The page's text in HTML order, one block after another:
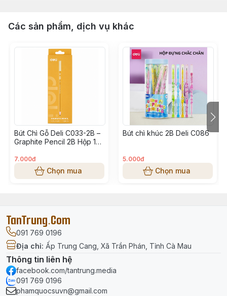
- Bút chì thuộc dòng bút cao cấp Bizner
- Thiết kế đơn giản nhưng tinh tế và sang trọng.
- Độ cứng ruột chì: H - cho nét vẽ sắc nét, viết trơn
êm, nét viết ra đều.
- Thân bút hình lục giác, dễ cầm, không trơn, không
mỏi tay khi cầm viết lâu
- Thích hợp cho phác thảo và tốc ký
Bảo quản:
- Lưu trữ và trưng bày nơi thoáng mát.
- Tránh xa nguồn nhiệt và những nơi có ánh nắng trực
tiếp chiếu vào.
Các sản phẩm, dịch vụ khác
Bút Chì Gỗ Deli C033-2B –
Graphite Pencil 2B Hộp 12
7.000đ
Chọn mua
Bút chì khúc 2B Deli C086
5.000đ
Chọn mua
TanTrung.Com
091 769 0196
Địa chỉ: Ấp Trung Cang, Xã Trần Phán, Tỉnh Cà Mau
Thông tin liên hệ
facebook.com/tantrung.media
091 769 0196
phamquocsuvn@gmail.com